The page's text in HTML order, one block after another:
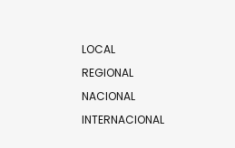
LOCAL
REGIONAL
NACIONAL
INTERNACIONAL